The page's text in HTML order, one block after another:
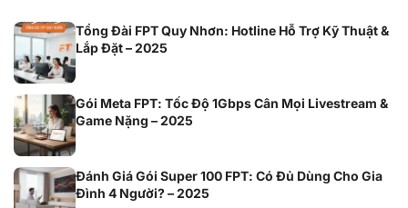
Tổng Đài FPT Quy Nhơn: Hotline Hỗ Trợ Kỹ Thuật &
Lắp Đặt – 2025
Gói Meta FPT: Tốc Độ 1Gbps Cân Mọi Livestream &
Game Nặng – 2025
Đánh Giá Gói Super 100 FPT: Có Đủ Dùng Cho Gia
Đình 4 Người? – 2025